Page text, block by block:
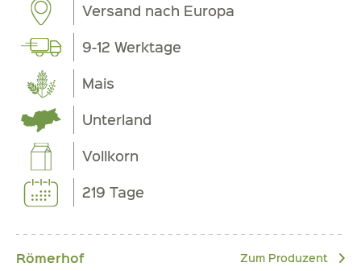
Versand nach Europa
9-12 Werktage
Mais
Unterland
Vollkorn
219 Tage
Römerhof Zum Produzent